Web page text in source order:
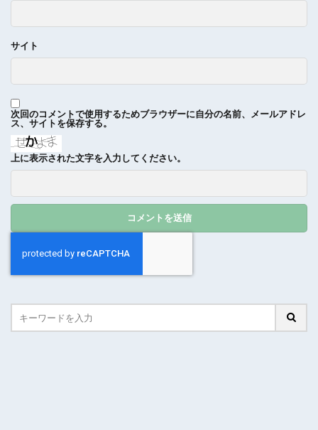
サイト
次回のコメントで使用するためブラウザーに自分の名前、メールアドレ
ス、サイトを保存する。
上に表示された文字を入力してください。